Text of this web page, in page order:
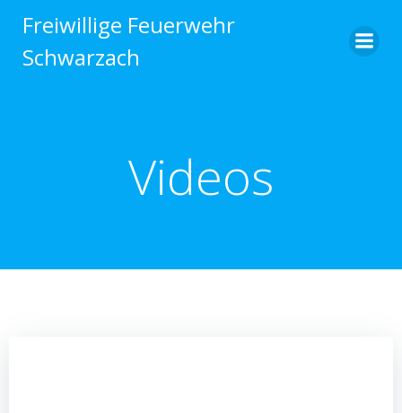
Inhalt
Freiwillige Feuerwehr
Schwarzach
Videos